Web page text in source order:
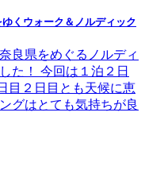
くウォーク＆ノルディック
良県をめぐるノルディ
た！ 今回は１泊２日
目２日目とも天候に恵
グはとても気持ちが良